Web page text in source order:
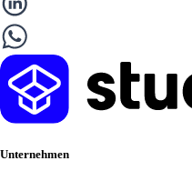
Unternehmen